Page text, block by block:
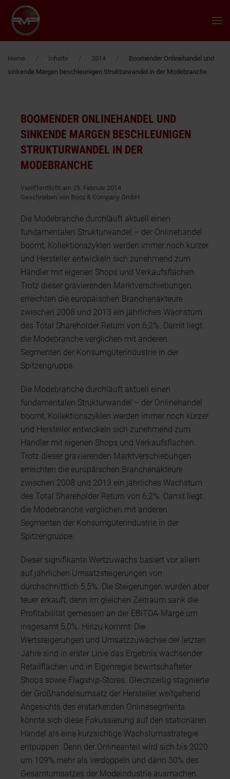
Zum Hauptinhalt springen
Home Inhalte 2014
Boomender Onlinehandel und
sinkende Margen beschleunigen Strukturwandel in der Modebranche
BOOMENDER ONLINEHANDEL UND
SINKENDE MARGEN BESCHLEUNIGEN
STRUKTURWANDEL IN DER
MODEBRANCHE
Veröffentlicht am 25. Februar 2014
Geschrieben von Booz & Company GmbH
Die Modebranche durchläuft aktuell einen
fundamentalen Strukturwandel – der Onlinehandel
boomt, Kollektionszyklen werden immer noch kürzer
und Hersteller entwickeln sich zunehmend zum
Händler mit eigenen Shops und Verkaufsflächen.
Trotz dieser gravierenden Marktverschiebungen
erreichten die europäischen Branchenakteure
zwischen 2008 und 2013 ein jährliches Wachstum
des Total Shareholder Return von 6,2%. Damit liegt
die Modebranche verglichen mit anderen
Segmenten der Konsumgüterindustrie in der
Spitzengruppe.
Die Modebranche durchläuft aktuell einen
fundamentalen Strukturwandel – der Onlinehandel
boomt, Kollektionszyklen werden immer noch kürzer
und Hersteller entwickeln sich zunehmend zum
Händler mit eigenen Shops und Verkaufsflächen.
Trotz dieser gravierenden Marktverschiebungen
erreichten die europäischen Branchenakteure
zwischen 2008 und 2013 ein jährliches Wachstum
des Total Shareholder Return von 6,2%. Damit liegt
die Modebranche verglichen mit anderen
Segmenten der Konsumgüterindustrie in der
Spitzengruppe.
Dieser signifikante Wertzuwachs basiert vor allem
auf jährlichen Umsatzsteigerungen von
durchschnittlich 5,5%. Die Steigerungen wurden aber
teuer erkauft, denn im gleichen Zeitraum sank die
Profitabilität gemessen an der EBITDA-Marge um
insgesamt 5,0%. Hinzu kommt: Die
Wertsteigerungen und Umsatzzuwächse der letzten
Jahre sind in erster Linie das Ergebnis wachsender
Retailflächen und in Eigenregie bewirtschafteter
Shops sowie Flagship-Stores. Gleichzeitig stagnierte
der Großhandelsumsatz der Hersteller weitgehend.
Angesichts des erstarkenden Onlinesegments
könnte sich diese Fokussierung auf den stationären
Handel als eine kurzsichtige Wachstumsstrategie
entpuppen. Denn der Onlineanteil wird sich bis 2020
um 109% mehr als verdoppeln und dann 30% des
Gesamtumsatzes der Modeindustrie ausmachen.